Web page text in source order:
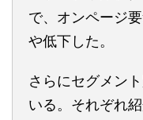
で、オンページ
や低下した。
さらにセグメン
いる。それぞれ